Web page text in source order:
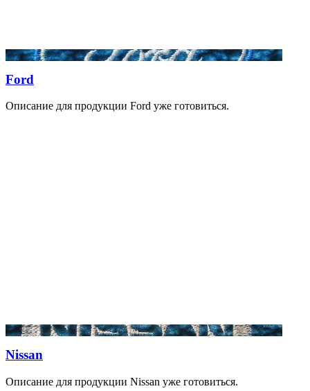
Ford
Описание для продукции Ford уже готовиться.
Nissan
Описание для продукции Nissan уже готовиться.